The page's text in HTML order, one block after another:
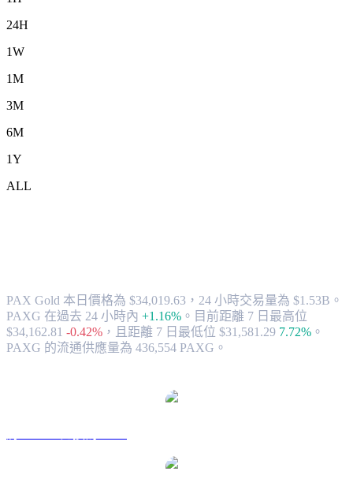
24H
1W
1M
3M
6M
1Y
ALL
PAX Gold 本日價格為 $34,019.63，24 小時交易量為 $1.53B。
PAXG 在過去 24 小時內 +1.16% 。 目前距離 7 日最高位
$34,162.81 -0.42% ， 且距離 7 日最低位 $31,581.29 7.72% 。
PAXG 的流通供應量為 436,554 PAXG。